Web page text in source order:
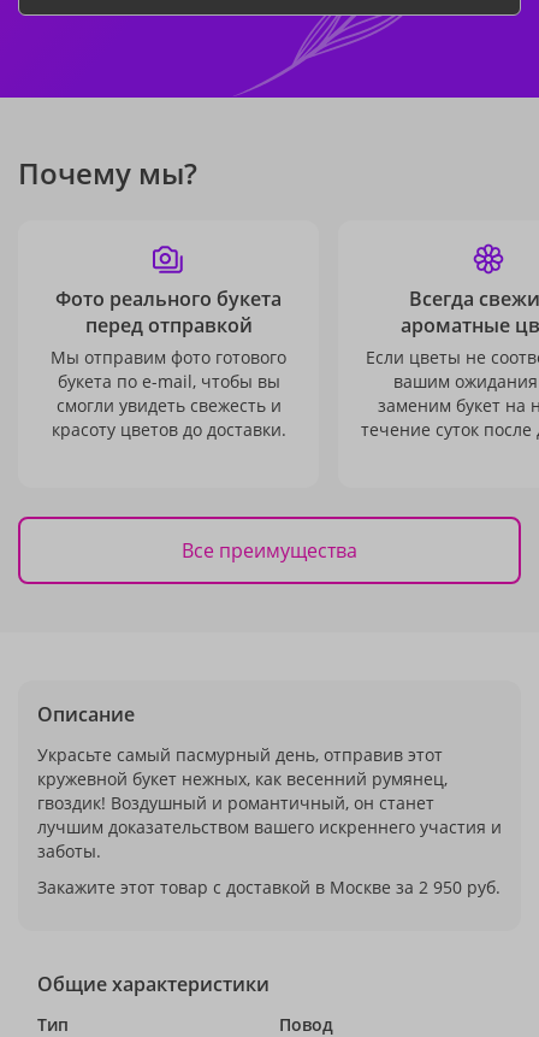
Почему мы?
Фото реального букета
перед отправкой
Мы отправим фото готового
букета по e-mail, чтобы вы
смогли увидеть свежесть и
красоту цветов до доставки.
Всегда
ароматные
Если цветы не
вашим
заменим букет на
течение суток после
Все преимущества
Описание
Украсьте самый пасмурный день, отправив этот
кружевной букет нежных, как весенний румянец,
гвоздик! Воздушный и романтичный, он станет
лучшим доказательством вашего искреннего участия и
заботы.
Закажите этот товар с доставкой в Москве за 2 950 руб.
Общие характеристики
Тип
Повод